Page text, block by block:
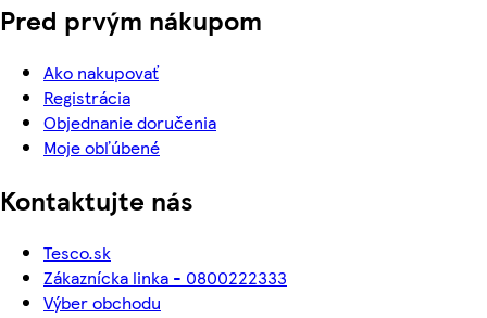
Pred prvým nákupom
Ako nakupovať
Registrácia
Objednanie doručenia
Moje obľúbené
Kontaktujte nás
Tesco.sk
Zákaznícka linka - 0800222333
Výber obchodu